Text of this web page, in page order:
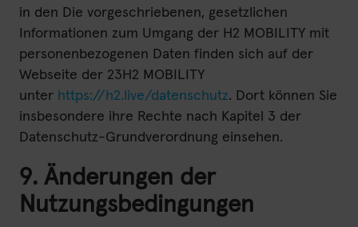
in den Die vorgeschriebenen, gesetzlichen
Informationen zum Umgang der H2 MOBILITY mit
personenbezogenen Daten finden sich auf der
Webseite der 23H2 MOBILITY
unter https://h2.live/datenschutz. Dort können Sie
insbesondere ihre Rechte nach Kapitel 3 der
Datenschutz-Grundverordnung einsehen.
9. Änderungen der
Nutzungsbedingungen